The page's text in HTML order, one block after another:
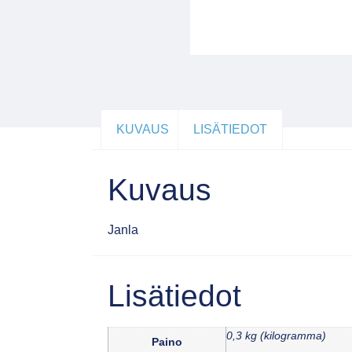
KUVAUS LISÄTIEDOT
Kuvaus
Janla
Lisätiedot
Paino 0,3 kg (kilogramma)